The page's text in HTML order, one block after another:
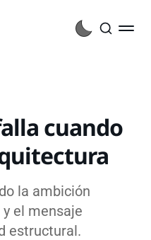
cuando
la ambición
el mensaje
estructural.